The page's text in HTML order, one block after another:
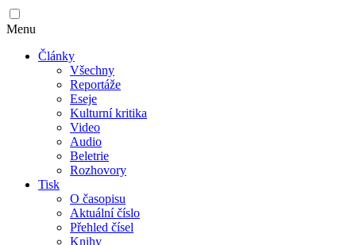
Menu
Články
Všechny
Reportáže
Eseje
Kulturní kritika
Video
Audio
Beletrie
Rozhovory
Tisk
O časopisu
Aktuální číslo
Přehled čísel
Knihy